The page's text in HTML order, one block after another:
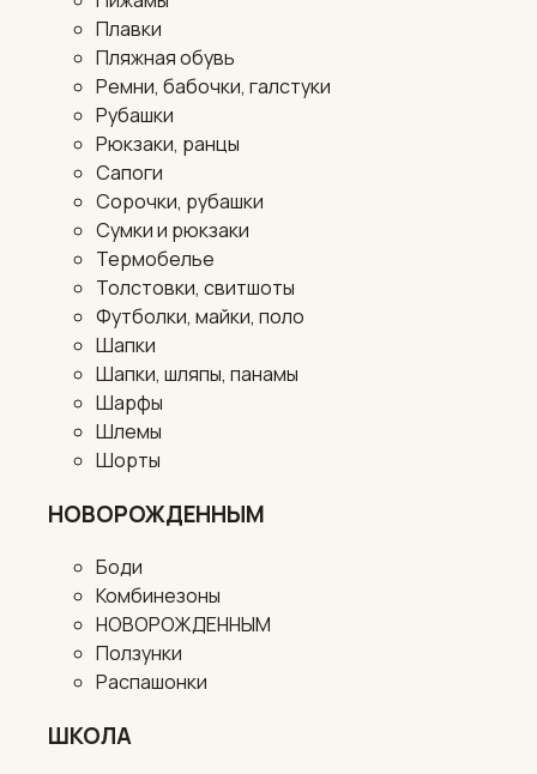
Плавки
Пляжная обувь
Ремни, бабочки, галстуки
Рубашки
Рюкзаки, ранцы
Сапоги
Сорочки, рубашки
Сумки и рюкзаки
Термобелье
Толстовки, свитшоты
Футболки, майки, поло
Шапки
Шапки, шляпы, панамы
Шарфы
Шлемы
Шорты
НОВОРОЖДЕННЫМ
Боди
Комбинезоны
НОВОРОЖДЕННЫМ
Ползунки
Распашонки
ШКОЛА